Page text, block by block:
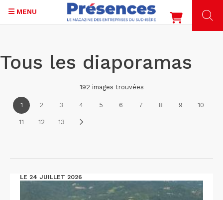
au
contenu
MENU
Tous les diaporamas
192 images trouvées
1 2 3 4 5 6 7 8 9 10
11 12 13
LE 24 JUILLET 2026